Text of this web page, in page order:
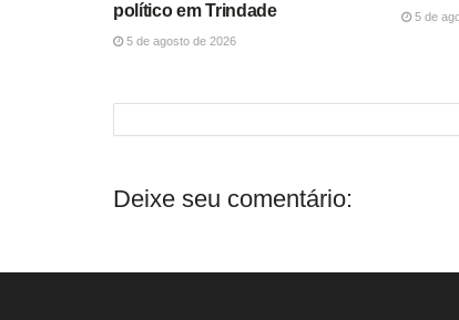
político em Trindade
5 de agosto de 2026
5 de
Deixe seu comentário: